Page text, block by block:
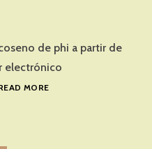
de phi a partir de
electrónico
MORE¿CÓMO